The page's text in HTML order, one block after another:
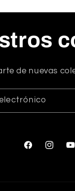
de nuevas
Facebook